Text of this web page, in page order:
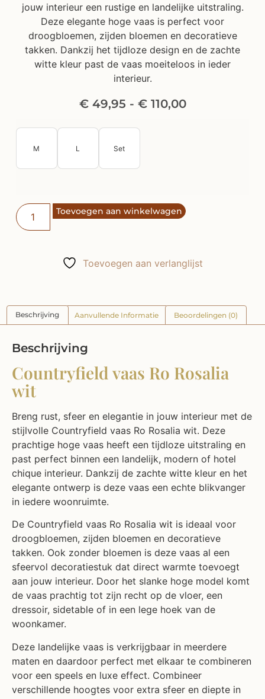
jouw interieur een rustige en landelijke uitstraling.
Deze elegante hoge vaas is perfect voor
droogbloemen, zijden bloemen en decoratieve
takken. Dankzij het tijdloze design en de zachte
witte kleur past de vaas moeiteloos in ieder
interieur.
€49,95 - €110,00
M L Set
Toevoegen aan winkelwagen
Toevoegen aan verlanglijst
Beschrijving Aanvullende Informatie Beoordelingen (0)
Beschrijving
Countryfield vaas Ro Rosalia
wit
Breng rust, sfeer en elegantie in jouw interieur met de
stijlvolle Countryfield vaas Ro Rosalia wit. Deze
prachtige hoge vaas heeft een tijdloze uitstraling en
past perfect binnen een landelijk, modern of hotel
chique interieur. Dankzij de zachte witte kleur en het
elegante ontwerp is deze vaas een echte blikvanger
in iedere woonruimte.
De Countryfield vaas Ro Rosalia wit is ideaal voor
droogbloemen, zijden bloemen en decoratieve
takken. Ook zonder bloemen is deze vaas al een
sfeervol decoratiestuk dat direct warmte toevoegt
aan jouw interieur. Door het slanke hoge model komt
de vaas prachtig tot zijn recht op de vloer, een
dressoir, sidetable of in een lege hoek van de
woonkamer.
Deze landelijke vaas is verkrijgbaar in meerdere
maten en daardoor perfect met elkaar te combineren
voor een speels en luxe effect. Combineer
verschillende hoogtes voor extra sfeer en diepte in